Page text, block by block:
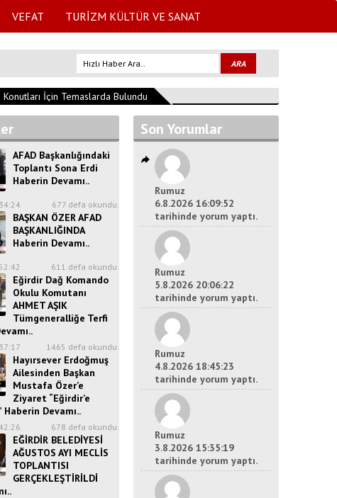
VEFAT TURİZM KÜLTÜR VE SANAT
İçin Temaslarda Bulundu 15:39:42
AFAD Başkanlığındaki
Toplantı Sona Erdi
Haberin Devamı..
677 defa okundu.
BAŞKAN ÖZER AFAD
BAŞKANLIĞINDA
Haberin Devamı..
611 defa okundu.
Eğirdir Dağ Komando
Okulu Komutanı
AHMET AŞIK
Tümgeneralliğe Terfi
1465 defa okundu.
Hayırsever Erdoğmuş
Ailesinden Başkan
Mustafa Özer’e
Ziyaret “Eğirdir’e
Haberin Devamı..
678 defa okundu.
EĞİRDİR BELEDİYESİ
AĞUSTOS AYI MECLİS
TOPLANTISI
GERÇEKLEŞTİRİLDİ
Son Yorumlar
Rumuz
6.8.2026 16:09:52
tarihinde yorum yaptı.
Rumuz
5.8.2026 20:06:22
tarihinde yorum yaptı.
Rumuz
4.8.2026 18:45:23
tarihinde yorum yaptı.
Rumuz
3.8.2026 15:35:19
tarihinde yorum yaptı.